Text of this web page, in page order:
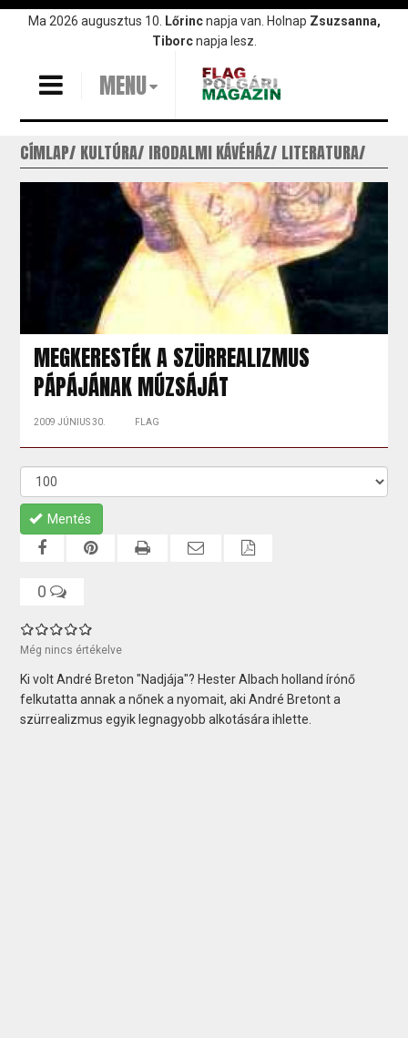
UgrásMa 2026 augusztus 10. Lőrincnapja van. Holnap Zsuzsanna,
Tiborcnapja lesz.
MENU
CÍMLAP KULTÚRA IRODALMI KÁVÉHÁZ LITERATURA
MEGKERESTÉK A SZÜRREALIZMUS
PÁPÁJÁNAK MÚZSÁJÁT
2009 JÚNIUS 30. FLAG
Mentés
0
Még nincs értékelve
Ki volt André Breton "Nadjája"? Hester Albach holland írónő
felkutatta annak a nőnek a nyomait, aki André Bretont a
szürrealizmus egyik legnagyobb alkotására ihlette.